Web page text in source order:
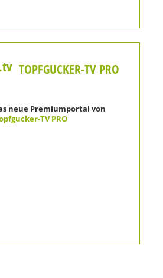
TOPFGUCKER-TV PRO
neue Premiumportal von
TV PRO